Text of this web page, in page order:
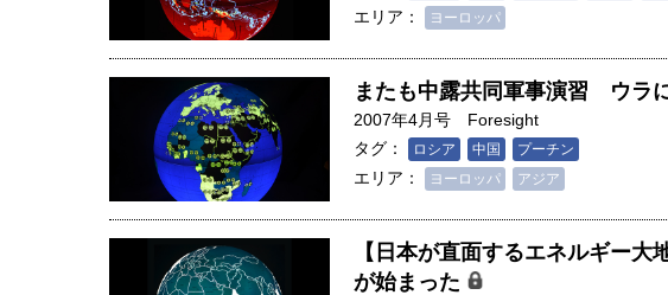
エリア： ヨーロッパ
またも中露共同軍事演習 ウラ
2007年4月号
Foresight
タグ：
ロシア 中国 プーチン
エリア： ヨーロッパ アジア
【日本が直面するエネルギー
が始まった